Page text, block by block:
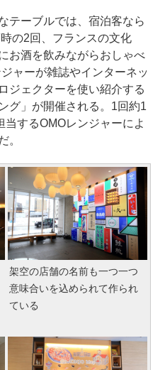
テーブルでは、宿泊客なら
の2回、フランスの文化
お酒を飲みながらおしゃべ
ャーが雑誌やインターネッ
ジェクターを使い紹介する
グ」が開催される。1回約1
するOMOレンジャーによ
。
架空の店舗の名前も一つ一つ
意味合いを込められて作られ
ている